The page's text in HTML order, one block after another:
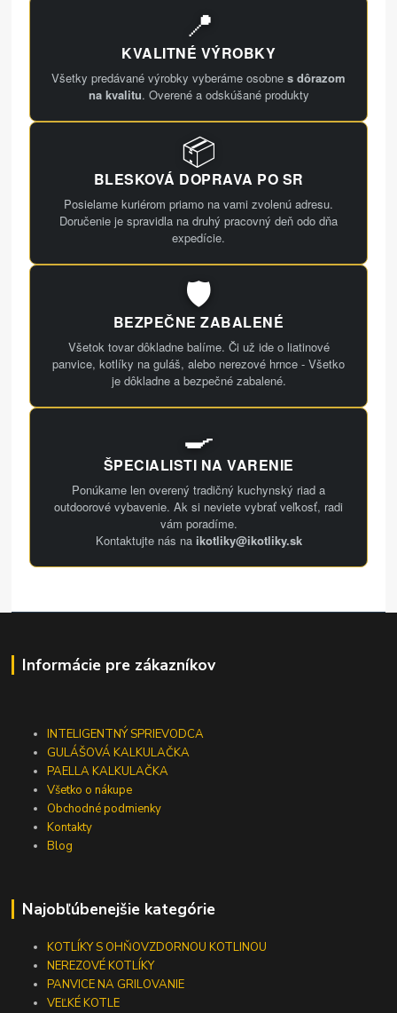
📍
KVALITNÉ VÝROBKY
Všetky predávané výrobky vyberáme osobne s dôrazom
na kvalitu. Overené a odskúšané produkty
📦
BLESKOVÁ DOPRAVA PO SR
Posielame kuriérom priamo na vami zvolenú adresu.
Doručenie je spravidla na druhý pracovný deň odo dňa
expedície.
🛡️
BEZPEČNE ZABALENÉ
Všetok tovar dôkladne balíme. Či už ide o liatinové
panvice, kotlíky na guláš, alebo nerezové hrnce - Všetko
je dôkladne a bezpečné zabalené.
🍳
ŠPECIALISTI NA VARENIE
Ponúkame len overený tradičný kuchynský riad a
outdoorové vybavenie. Ak si neviete vybrať veľkosť, radi
vám poradíme.
Kontaktujte nás na ikotliky@ikotliky.sk
Informácie pre zákazníkov
INTELIGENTNÝ SPRIEVODCA
GULÁŠOVÁ KALKULAČKA
PAELLA KALKULAČKA
Všetko o nákupe
Obchodné podmienky
Kontakty
Blog
Najobľúbenejšie kategórie
KOTLÍKY S OHŇOVZDORNOU KOTLINOU
NEREZOVÉ KOTLÍKY
PANVICE NA GRILOVANIE
VEĽKÉ KOTLE